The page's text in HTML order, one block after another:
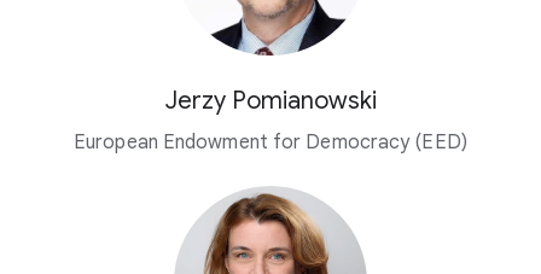
Jerzy Pomianowski
European Endowment for Democracy (EED)